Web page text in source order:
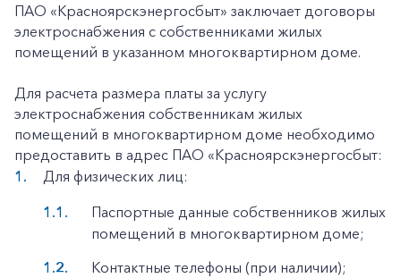
ПАО «Красноярскэнергосбыт» заключает договоры
электроснабжения с собственниками жилых
помещений в указанном многоквартирном доме.
Для расчета размера платы за услугу
электроснабжения собственникам жилых
помещений в многоквартирном доме необходимо
предоставить в адрес ПАО «Красноярскэнергосбыт:
Для физических лиц:
Паспортные данные собственников жилых
помещений в многоквартирном доме;
Контактные телефоны (при наличии);